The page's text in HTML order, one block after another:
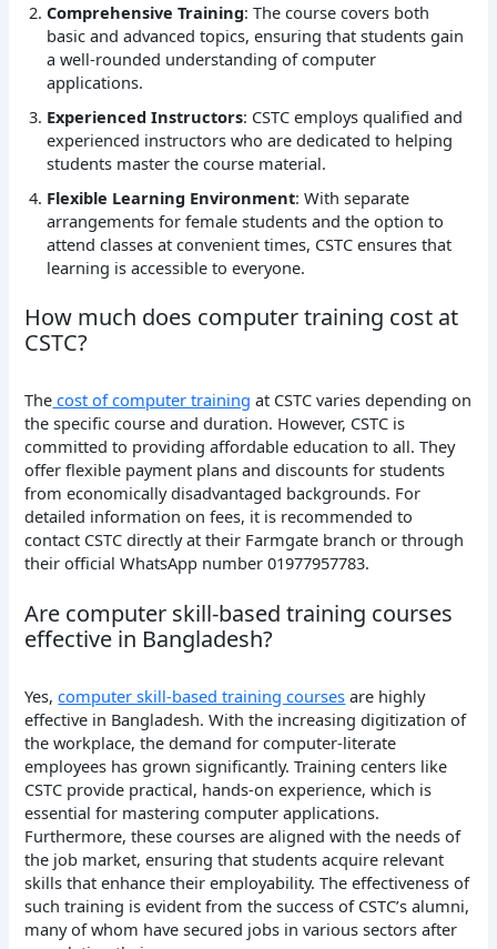
Comprehensive Training: The course covers both
basic and advanced topics, ensuring that students gain
a well-rounded understanding of computer
applications.
Experienced Instructors: CSTC employs qualified and
experienced instructors who are dedicated to helping
students master the course material.
Flexible Learning Environment: With separate
arrangements for female students and the option to
attend classes at convenient times, CSTC ensures that
learning is accessible to everyone.
How much does computer training cost at
CSTC?
The cost of computer training at CSTC varies depending on
the specific course and duration. However, CSTC is
committed to providing affordable education to all. They
offer flexible payment plans and discounts for students
from economically disadvantaged backgrounds. For
detailed information on fees, it is recommended to
contact CSTC directly at their Farmgate branch or through
their official WhatsApp number 01977957783.
Are computer skill-based training courses
effective in Bangladesh?
Yes,computer skill-based training courses are highly
effective in Bangladesh. With the increasing digitization of
the workplace, the demand for computer-literate
employees has grown significantly. Training centers like
CSTC provide practical, hands-on experience, which is
essential for mastering computer applications.
Furthermore, these courses are aligned with the needs of
the job market, ensuring that students acquire relevant
skills that enhance their employability. The effectiveness of
such training is evident from the success of CSTC’s alumni,
many of whom have secured jobs in various sectors after